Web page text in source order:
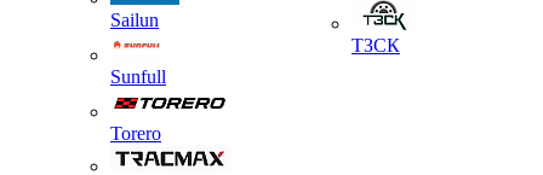
Sailun
Sunfull
Torero
ТЗСК